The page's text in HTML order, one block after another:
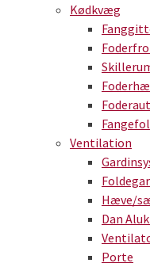
Kødkvæg
Ventilation
Hæve/
Dan
Porte